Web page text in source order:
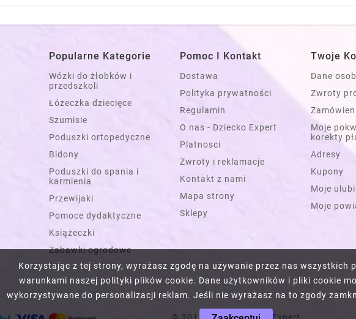
Korzystając z tej strony, wyrażasz zgodę na używanie przez nas wszystkich
warunkami naszej polityki plików cookie. Dane użytkowników i pliki cookie
wykorzystywane do personalizacji reklam. Jeśli nie wyrażasz na to zgody
Popularne Kategorie
Wózki do żłobków i
przedszkoli
Łóżeczka dziecięce
Szumisie
Poduszki ortopedyczne
Bidony
Poduszki do spania i
karmienia
Przewijaki
Pomoce dydaktyczne
Książeczki
Zabawki ogrodowe
Pomoc I Kontakt
Dostawa
Polityka prywatności
Regulamin
O nas - Dziecko Expert
Platnosci
Zwroty i reklamacje
Kontakt z nami
Mapa strony
Sklepy
Twoje
Dane
Zwroty
Moje
korekty
Adresy
Kupony
Moje
Moje